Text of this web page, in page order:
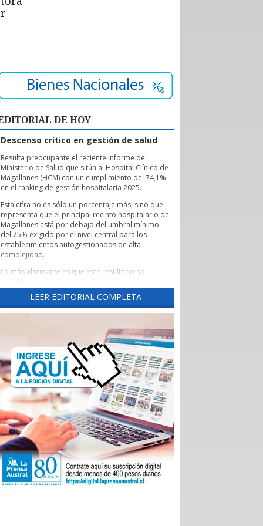
DE HOY
Descenso crítico en gestión de salud
Resulta preocupante el reciente informe del
Ministerio de Salud que sitúa al Hospital Clínico de
Magallanes (HCM) con un cumplimiento del 74,1%
en el ranking de gestión hospitalaria 2025.
Esta cifra no es sólo un porcentaje más, sino que
representa que el principal recinto hospitalario de
Magallanes está por debajo del umbral mínimo
del 75% exigido por el nivel central para los
establecimientos autogestionados de alta
complejidad.
Lo más alarmante es que este resultado no
año este diario había advertido una tendencia
preocupante, cuando un reporte de la Evaluación
de los Establecimientos Autogestionados en Red
región con un crítico 65,3% de cumplimiento al
corte de abril de 2026.
Un aspecto preocupante de aquel reporte fue la
brusca caída del indicador las Garantías Explícitas
de Salud (Ges), que otorga cobertura obligatoria a
través de Fonasa e Isapres para 90 problemas de
sanitarios, “asegurando” derechos claros de
atención médica.
Durante el año pasado, este indicador se mantuvo
en alrededor del 90%, pero cayó de 92,7% en
noviembre a 74% en diciembre, para desplomarse
a 34,3% en enero.
En aquella ocasión, las autoridades locales
atribuyeron el deterioro a problemas
LEER EDITORIAL COMPLETA